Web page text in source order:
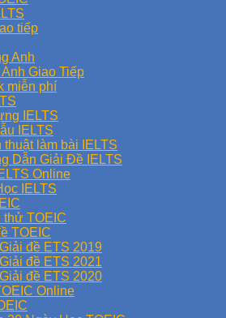
tiếp
Anh
Giao Tiếp
miễn phí
IELTS
IELTS
thuật làm bài IELTS
Dẫn Giải Đề IELTS
Online
IELTS
thử TOEIC
TOEIC
Giải đề ETS 2019
Giải đề ETS 2021
Giải đề ETS 2020
Online